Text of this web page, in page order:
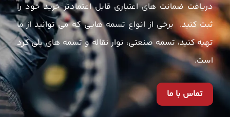
دریافت ضمانت های اعتباری قابل اعتمادتر خرید خود را
ثبت کنید. برخی از انواع تسمه هایی که می توانید از ما
تهیه کنید، تسمه صنعتی، نوار نقاله و تسمه های پلی کرد
است.
تماس با ما